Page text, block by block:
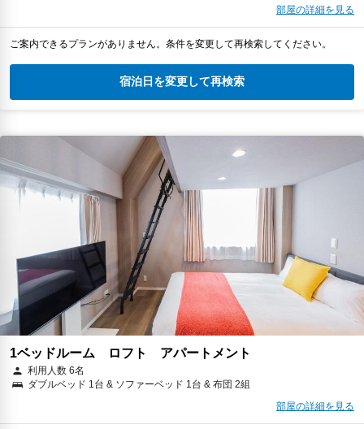
部屋の詳細を見る
ご案内できるプランがありません。条件を変更して再検索してください。
宿泊日を変更して再検索
1ベッドルーム ロフト アパートメント
利用人数 6名
ダブルベッド 1台 & ソファーベッド 1台 & 布団 2組
部屋の詳細を見る